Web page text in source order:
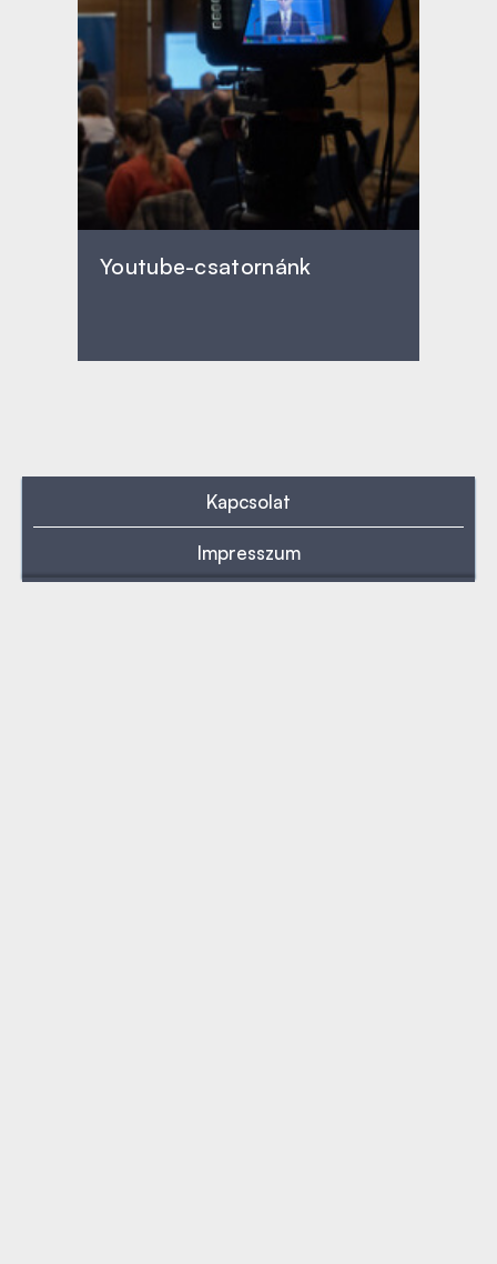
Youtube-csatornánk
Kapcsolat
Impresszum